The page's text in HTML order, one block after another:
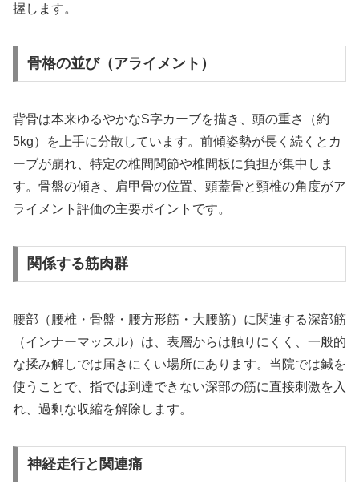
握します。
骨格の並び（アライメント）
背骨は本来ゆるやかなS字カーブを描き、頭の重さ（約
5kg）を上手に分散しています。前傾姿勢が長く続くとカ
ーブが崩れ、特定の椎間関節や椎間板に負担が集中しま
す。骨盤の傾き、肩甲骨の位置、頭蓋骨と頸椎の角度がア
ライメント評価の主要ポイントです。
関係する筋肉群
腰部（腰椎・骨盤・腰方形筋・大腰筋）に関連する深部筋
（インナーマッスル）は、表層からは触りにくく、一般的
な揉み解しでは届きにくい場所にあります。当院では鍼を
使うことで、指では到達できない深部の筋に直接刺激を入
れ、過剰な収縮を解除します。
神経走行と関連痛